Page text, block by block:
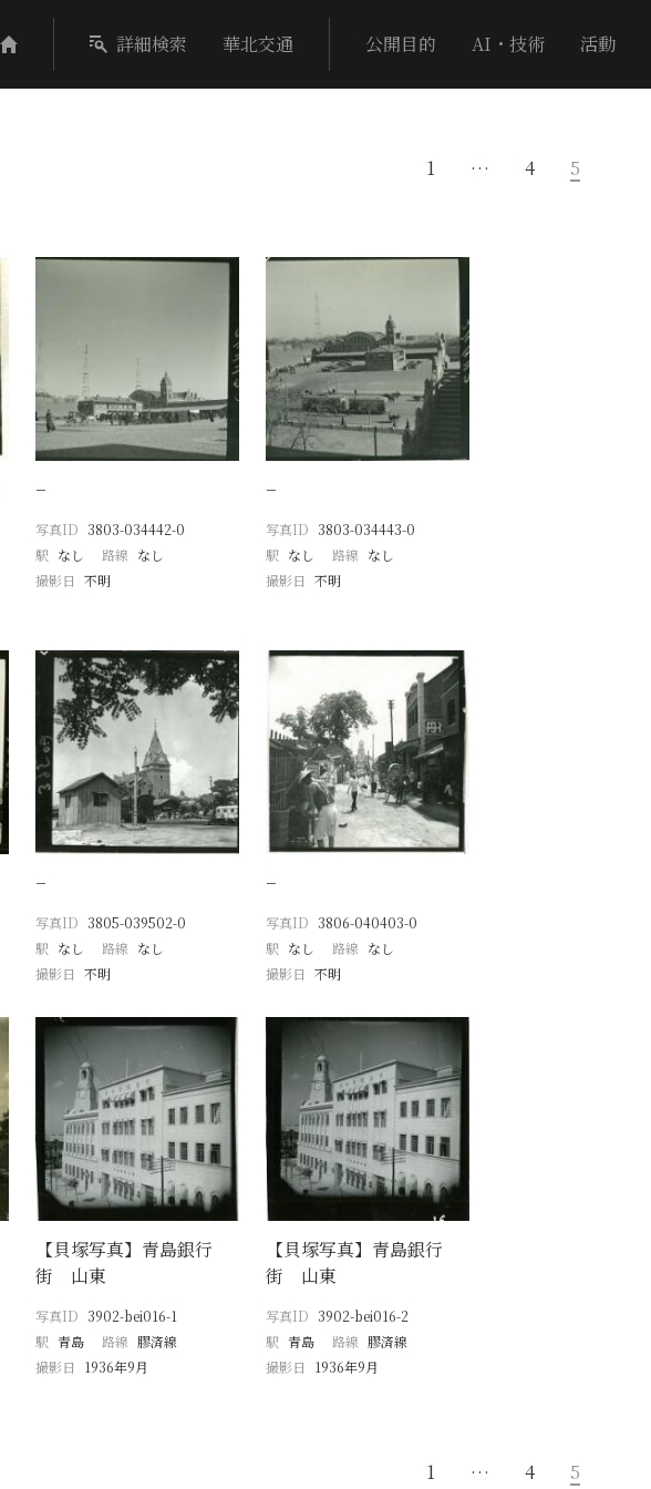
詳細検索 華北交通 公開目的 AI・技術 活動
1 … 4 5
−
写真ID 3803-034442-0
駅 なし 路線 なし
撮影日 不明
−
写真ID 3803-034443-0
駅 なし 路線 なし
撮影日 不明
−
写真ID 3805-039502-0
駅 なし 路線 なし
撮影日 不明
−
写真ID 3806-040403-0
駅 なし 路線 なし
撮影日 不明
【貝塚写真】青島銀行
街 山東
写真ID 3902-bei016-1
駅 青島 路線 膠済線
撮影日
1936年9月
【貝塚写真】青島銀行
街 山東
写真ID 3902-bei016-2
駅 青島 路線 膠済線
撮影日
1936年9月
1 … 4 5